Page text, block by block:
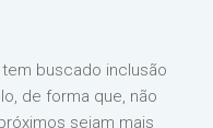
buscado inclusão
de forma que, não
sejam mais